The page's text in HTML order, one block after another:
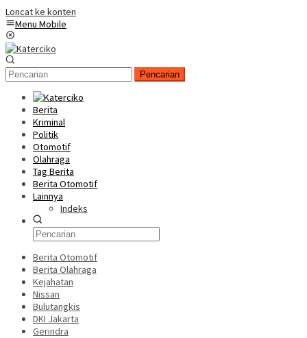
Loncat ke konten
Menu Mobile
Pencarian
Berita
Kriminal
Politik
Otomotif
Olahraga
Tag Berita
Berita Otomotif
Lainnya
Indeks
Berita Otomotif
Berita Olahraga
Kejahatan
Nissan
Bulutangkis
DKI Jakarta
Gerindra